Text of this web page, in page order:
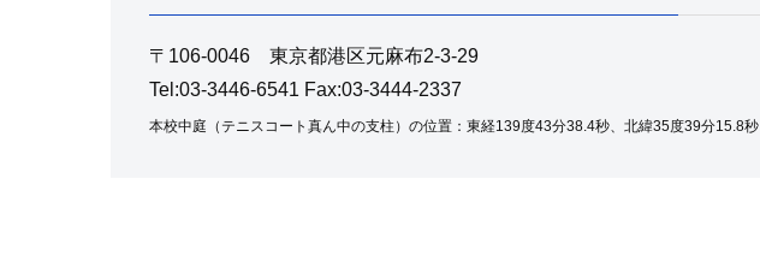
〒106-0046 東京都港区元麻布2-3-29
Tel:03-3446-6541 Fax:03-3444-2337
本校中庭（テニスコート真ん中の支柱）の位置：東経139度43分38.4秒、北緯35度39分15.8秒